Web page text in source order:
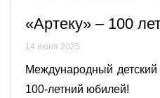
«Артеку» – 100
14 июня 2025
Международный детский
100-летний юбилей!